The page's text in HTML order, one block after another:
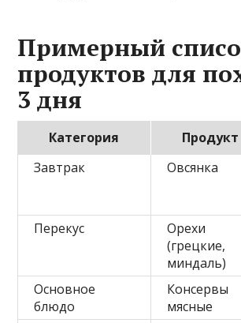
Примерный
продуктов для
3 дня
Категория Продукт
Завтрак
Овсянка
Перекус
Орехи
(грецкие,
миндаль)
Основное
блюдо
Консервы
мясные